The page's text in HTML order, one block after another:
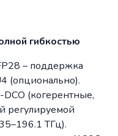
гибкостью
– поддержка
(опционально).
(когерентные,
регулируемой
ТГц).